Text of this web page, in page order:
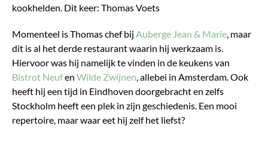
kookhelden. Dit keer: Thomas Voets
Momenteel is Thomas chef bij Auberge Jean & Marie, maar
dit is al het derde restaurant waarin hij werkzaam is.
Hiervoor was hij namelijk te vinden in de keukens van
Bistrot Neufen Wilde Zwijnen, allebei in Amsterdam. Ook
heeft hij een tijd in Eindhoven doorgebracht en zelfs
Stockholm heeft een plek in zijn geschiedenis. Een mooi
repertoire, maar waar eet hij zelf het liefst?